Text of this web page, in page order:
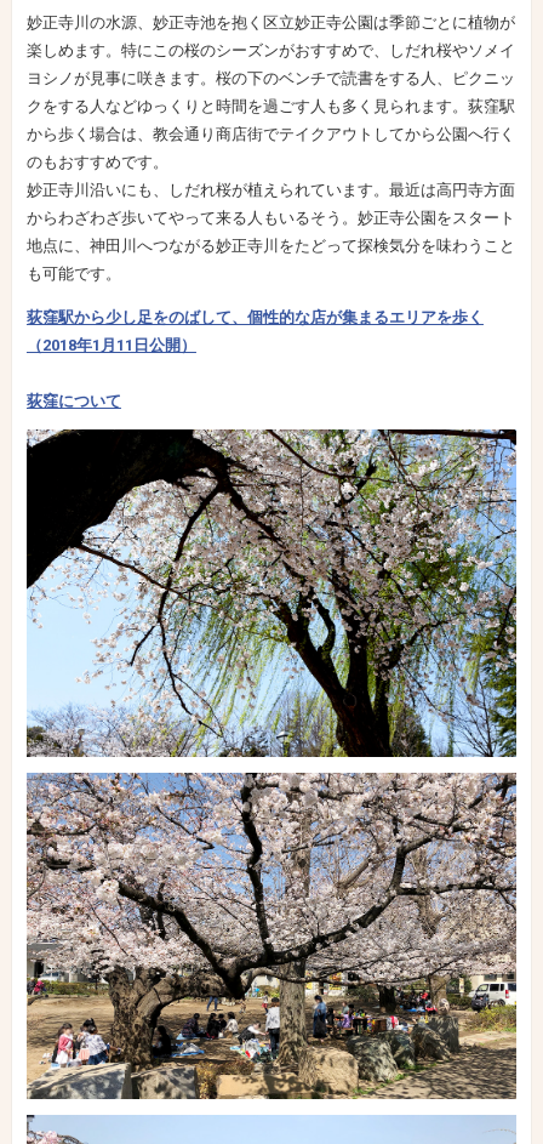
妙正寺川の水源、妙正寺池を抱く区立妙正寺公園は季節ごとに植物が
楽しめます。特にこの桜のシーズンがおすすめで、しだれ桜やソメイ
ヨシノが見事に咲きます。桜の下のベンチで読書をする人、ピクニッ
クをする人などゆっくりと時間を過ごす人も多く見られます。荻窪駅
から歩く場合は、教会通り商店街でテイクアウトしてから公園へ行く
のもおすすめです。
妙正寺川沿いにも、しだれ桜が植えられています。最近は高円寺方面
からわざわざ歩いてやって来る人もいるそう。妙正寺公園をスタート
地点に、神田川へつながる妙正寺川をたどって探検気分を味わうこと
も可能です。
荻窪駅から少し足をのばして、個性的な店が集まるエリアを歩く
（2018年1月11日公開）
荻窪について